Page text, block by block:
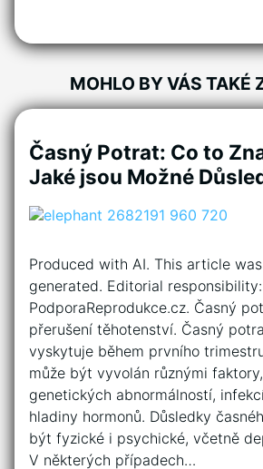
MOHLO BY VÁS TAKÉ
Časný Potrat: Co to
Jaké jsou Možné
Produced with AI. This article
generated. Editorial responsibility:
PodporaReprodukce.cz. Časný
přerušení těhotenství. Časný
vyskytuje během prvního
může být vyvolán různými
genetických abnormálností,
hladiny hormonů. Důsledky
být fyzické i psychické, včetně
V některých případech…